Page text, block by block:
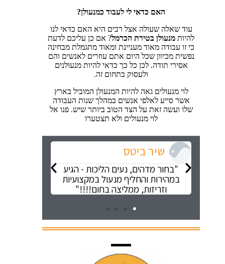
האם כדאי לי לעבוד כמנעולן?
עוד שאלה שעולה אצל רבים היא האם כדאי לנו
להיות מנעולן בטירת הכרמל? אם כן עליכם לדעת
כי זו עבודה מאוד מעניינת ומאוד מתגמלת מבחינה
נפשית מכיוון שכל היום אתם עוזרים לאנשים והם
אסירי תודה. לכן כל כך כדאי להיות מנעולנים
ולעסוק בתחום זה.
לוי מנעולים גאה להיות המנעולן המוביל בארץ
אשר סייע לאלפי אנשים במהלך שנות העבודה
שלו ועשה זאת על הצד הטוב ביותר שיש. פנו אל
לוי מנעולים ולא תצטערו
שיר ביטס
"בחור מדהים, נעים הליכות - הגיע
במהירות והחליף מנעול במקצועיות
וזריזות, ממליצה בחום!!!!"